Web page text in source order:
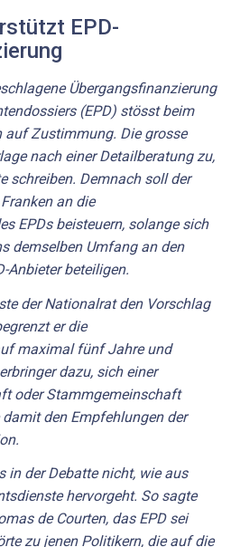
EPD-
Übergangsfinanzierung
(EPD) stösst beim
Zustimmung. Die grosse
nach einer Detailberatung zu,
schreiben. Demnach soll der
an die
EPDs beisteuern, solange sich
demselben Umfang an den
Anbieter beteiligen.
der Nationalrat den Vorschlag
er die
maximal fünf Jahre und
dazu, sich einer
oder Stammgemeinschaft
den Empfehlungen der
in der Debatte nicht, wie aus
hervorgeht. So sagte
de Courten, das EPD sei
zu jenen Politikern, die auf die